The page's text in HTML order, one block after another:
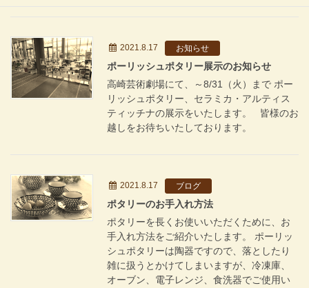
2021.8.17 お知らせ
ポーリッシュポタリー展示のお知らせ
高崎芸術劇場にて、～8/31（火）まで ポー
リッシュポタリー、セラミカ・アルティス
ティッチナの展示をいたします。 皆様のお
越しをお待ちいたしております。
2021.8.17 ブログ
ポタリーのお手入れ方法
ポタリーを長くお使いいただくために、お
手入れ方法をご紹介いたします。 ポーリッ
シュポタリーは陶器ですので、落としたり
雑に扱うとかけてしまいますが、冷凍庫、
オーブン、電子レンジ、食洗器でご使用い